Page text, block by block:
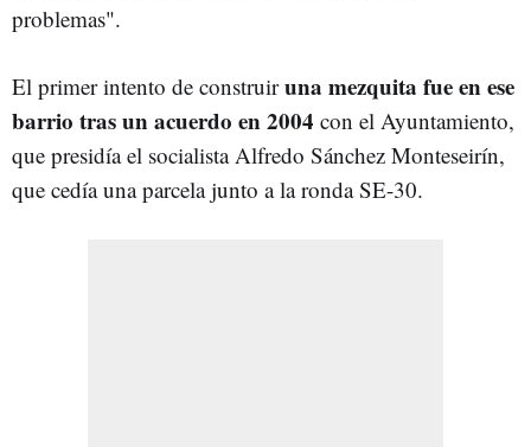
problemas".
El primer intento de construiruna mezquita fue en ese
barrio tras un acuerdo en 2004 con el Ayuntamiento,
que presidía el socialista Alfredo Sánchez Monteseirín,
que cedía una parcela junto a la ronda SE-30.